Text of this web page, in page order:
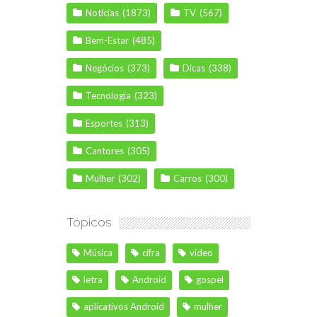
Notícias (1873) TV (567)
Bem-Estar (485)
Negócios (373) Dicas (338)
Tecnologia (323)
Esportes (313)
Cantores (305)
Mulher (302) Carros (300)
Tópicos
Música cifra vídeo
letra Android gospel
aplicativos Android mulher